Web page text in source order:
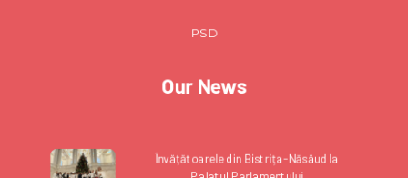
PSD
Our News
Învățătoarele din Bistrița-Năsăud la
Palatul Parlamentului